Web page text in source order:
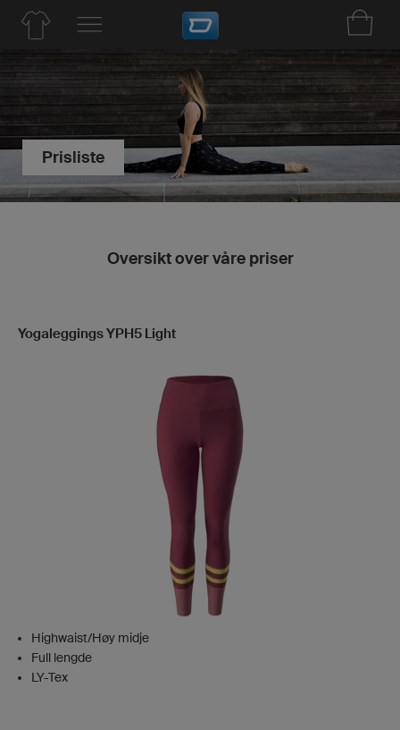
Prisliste
Oversikt over våre priser
Yogaleggings YPH5 Light
Highwaist/Høy midje
Full lengde
LY-Tex